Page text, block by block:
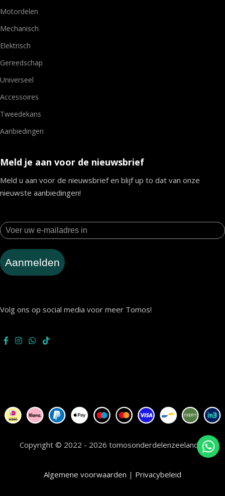
Motordelen
Mechanisch
Elektrisch
Gereedschap
Universeel
Accessoires
Tweedekans
Aanbiedingen
Meld je aan voor de nieuwsbrief
Meld u aan voor de nieuwsbrief en blijf up to dat van onze
nieuwste aanbiedingen!
Aanmelden
Volg ons op social media voor meer Tomos!
Copyright © 2022 - 2026 tomosonderdelenzeeland.nl
Algemene voorwaarden | Privacybeleid